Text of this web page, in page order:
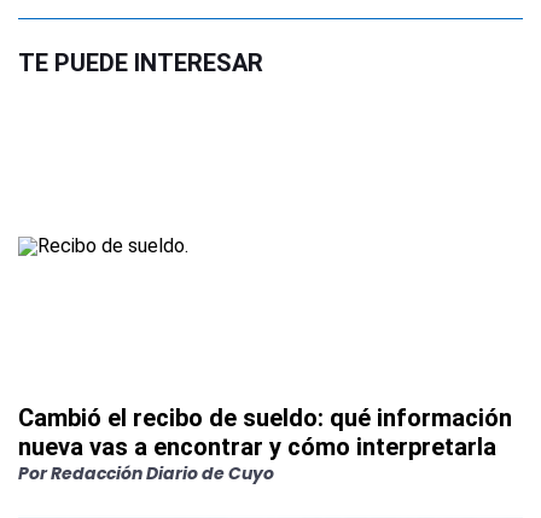
TE PUEDE INTERESAR
Cambió el recibo de sueldo: qué información
nueva vas a encontrar y cómo interpretarla
PorRedacción Diario de Cuyo